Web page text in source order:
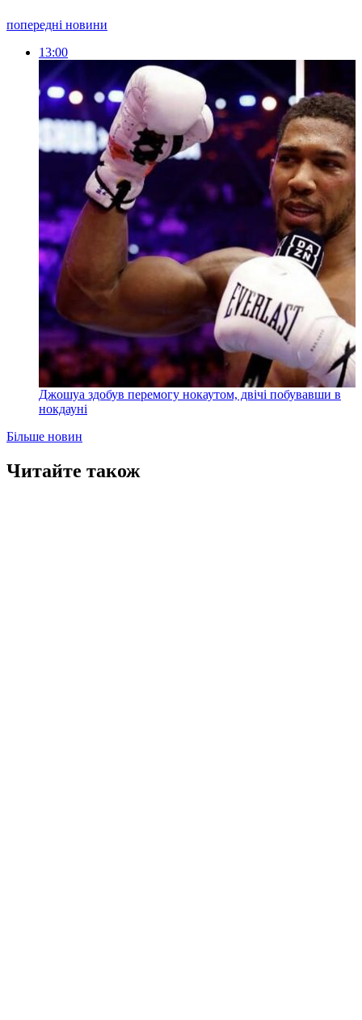
попередні новини
13:00
Джошуа здобув перемогу нокаутом, двічі побувавши в
нокдауні
Більше новин
Читайте також